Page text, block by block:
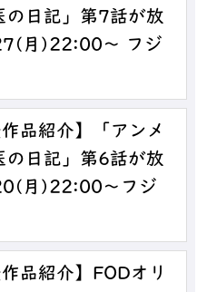
の日記」第7話が放
月)22:00～ フジ
品紹介】「アンメ
の日記」第6話が放
月)22:00～フジ
品紹介】FODオリ